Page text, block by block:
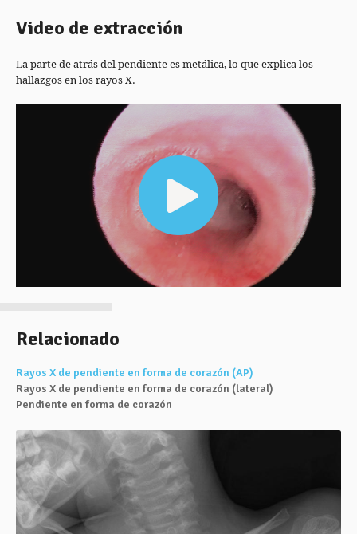
Video de extracción
La parte de atrás del pendiente es metálica, lo que explica los
hallazgos en los rayos X.
Relacionado
Rayos X de pendiente en forma de corazón (AP)
Rayos X de pendiente en forma de corazón (lateral)
Pendiente en forma de corazón